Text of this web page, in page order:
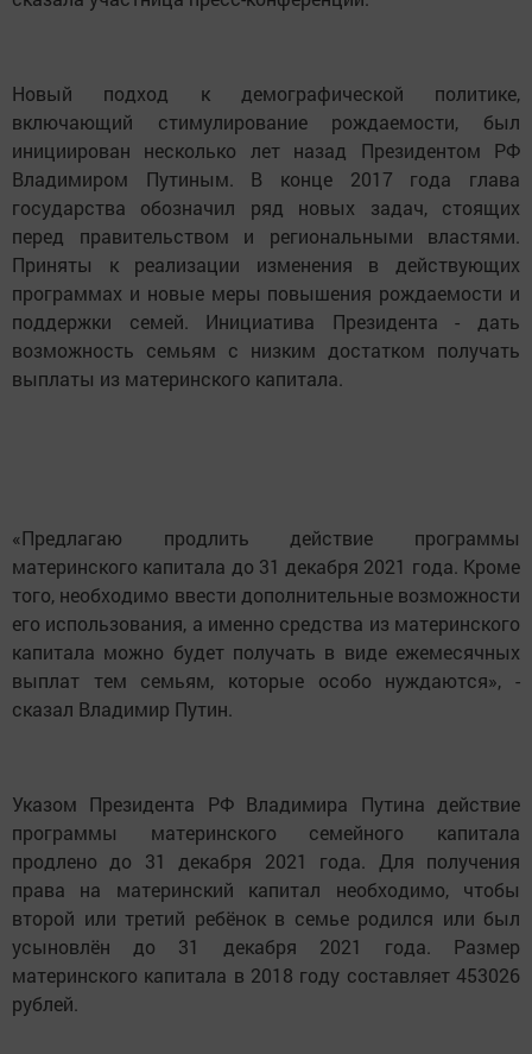
Новый подход к демографической политике,
включающий стимулирование рождаемости, был
инициирован несколько лет назад Президентом РФ
Владимиром Путиным. В конце 2017 года глава
государства обозначил ряд новых задач, стоящих
перед правительством и региональными властями.
Приняты к реализации изменения в действующих
программах и новые меры повышения рождаемости и
поддержки семей. Инициатива Президента - дать
возможность семьям с низким достатком получать
выплаты из материнского капитала.
«Предлагаю продлить действие программы
материнского капитала до 31 декабря 2021 года. Кроме
того, необходимо ввести дополнительные возможности
его использования, а именно средства из материнского
капитала можно будет получать в виде ежемесячных
выплат тем семьям, которые особо нуждаются», -
сказал Владимир Путин.
Указом Президента РФ Владимира Путина действие
программы материнского семейного капитала
продлено до 31 декабря 2021 года. Для получения
права на материнский капитал необходимо, чтобы
второй или третий ребёнок в семье родился или был
усыновлён до 31 декабря 2021 года. Размер
материнского капитала в 2018 году составляет 453026
рублей.